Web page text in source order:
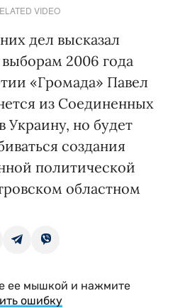
VIDEO
дел высказал
2006 года
«Громада» Павел
из Соединенных
но будет
создания
политической
областном
ее мышкой и нажмите
ошибку